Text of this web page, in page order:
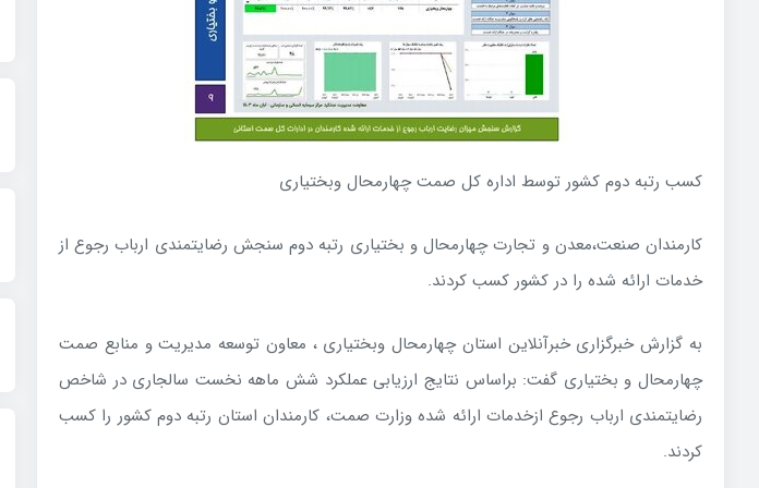
کسب رتبه دوم کشور توسط اداره کل صمت چهارمحال وبختیاری
کارمندان صنعت،معدن و تجارت چهارمحال و بختیاری رتبه دوم سنجش رضایتمندی ارباب رجوع از
خدمات ارائه شده را در کشور کسب کردند.
به گزارش خبرگزاری خبرآنلاین استان چهارمحال وبختیاری ، معاون توسعه مدیریت و منابع صمت
چهارمحال و بختیاری گفت: براساس نتایج ارزیابی عملکرد شش ماهه نخست سالجاری در شاخص
رضایتمندی ارباب رجوع ازخدمات ارائه شده وزارت صمت، کارمندان استان رتبه دوم کشور را کسب
کردند.